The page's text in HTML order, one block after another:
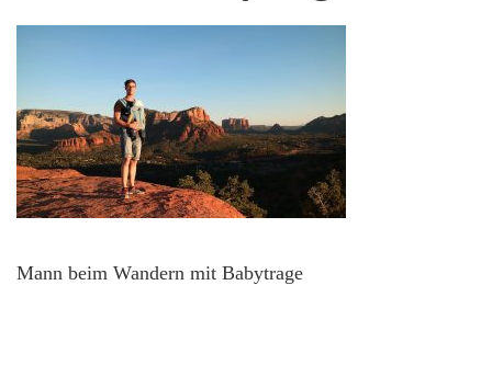
Mann beim Wandern mit Babytrage